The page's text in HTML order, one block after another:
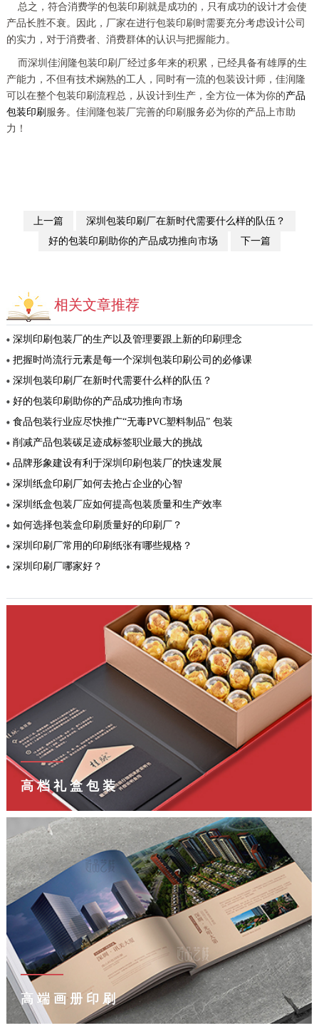
总之，符合消费学的包装印刷就是成功的，只有成功的设计才会使
产品长胜不衰。因此，厂家在进行包装印刷时需要充分考虑设计公司
的实力，对于消费者、消费群体的认识与把握能力。
而深圳佳润隆包装印刷厂经过多年来的积累，已经具备有雄厚的生
产能力，不但有技术娴熟的工人，同时有一流的包装设计师，佳润隆
可以在整个包装印刷流程总，从设计到生产，全方位一体为你的产品
包装印刷 服务。佳润隆包装厂完善的印刷服务必为你的产品上市助
力！
上一篇
深圳包装印刷厂在新时代需要什么样的队伍？
好的包装印刷助你的产品成功推向市场
下一篇
相关文章推荐
深圳印刷包装厂的生产以及管理要跟上新的印刷理念
把握时尚流行元素是每一个深圳包装印刷公司的必修课
深圳包装印刷厂在新时代需要什么样的队伍？
好的包装印刷助你的产品成功推向市场
食品包装行业应尽快推广“无毒PVC塑料制品” 包装
削减产品包装碳足迹成标签职业最大的挑战
品牌形象建设有利于深圳印刷包装厂的快速发展
深圳纸盒印刷厂如何去抢占企业的心智
深圳纸盒包装厂应如何提高包装质量和生产效率
如何选择包装盒印刷质量好的印刷厂？
深圳印刷厂常用的印刷纸张有哪些规格？
深圳印刷厂哪家好？
高档礼盒包装
高端画册印刷